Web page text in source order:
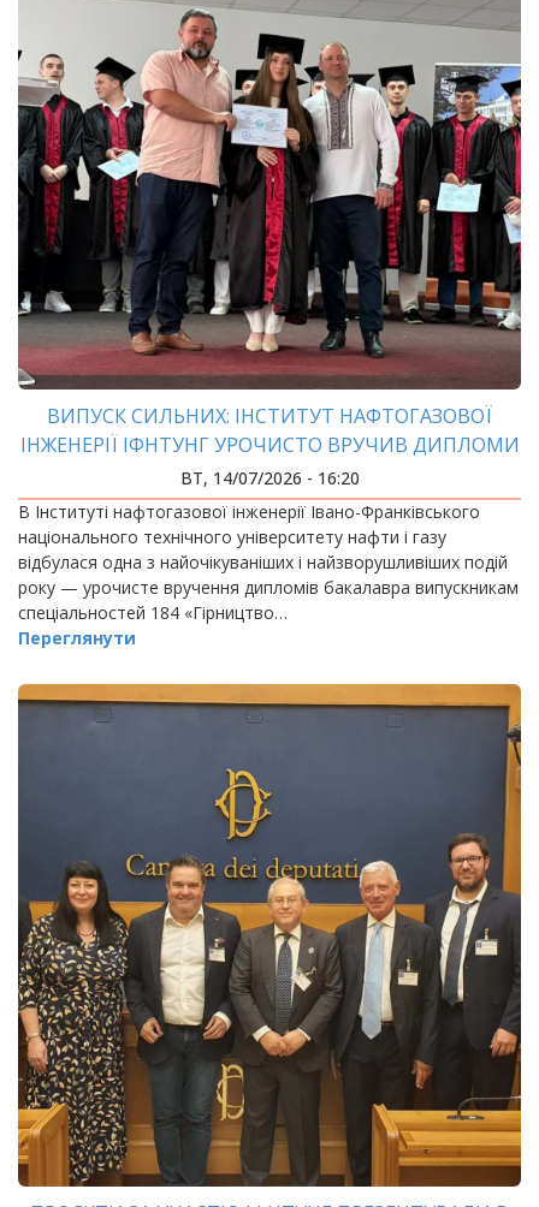
ВИПУСК СИЛЬНИХ: ІНСТИТУТ НАФТОГАЗОВОЇ
ІНЖЕНЕРІЇ ІФНТУНГ УРОЧИСТО ВРУЧИВ ДИПЛОМИ
БАКАЛАВРАМ
ВТ, 14/07/2026 - 16:20
В Інституті нафтогазової інженерії Івано-Франківського
національного технічного університету нафти і газу
відбулася одна з найочікуваніших і найзворушливіших подій
року — урочисте вручення дипломів бакалавра випускникам
спеціальностей 184 «Гірництво…
Переглянути